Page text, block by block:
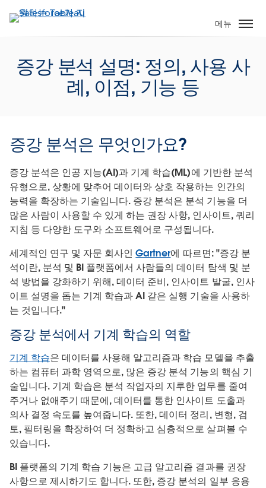
요
메뉴
증강 분석 설명: 정의, 사용 사
례, 이점, 기능 등
증강 분석은 무엇인가요?
증강 분석은 인공 지능(AI)과 기계 학습(ML)에 기반한 분석
유형으로, 상황에 맞추어 데이터와 상호 작용하는 인간의
능력을 확장하는 기술입니다. 증강 분석은 분석 기능을 더
많은 사람이 사용할 수 있게 하는 권장 사항, 인사이트, 쿼리
지침 등 다양한 도구와 소프트웨어로 구성됩니다.
세계적인 연구 및 자문 회사인Gartner에 따르면: "증강 분
석이란, 분석 및 BI 플랫폼에서 사람들의 데이터 탐색 및 분
석 방법을 강화하기 위해, 데이터 준비, 인사이트 발굴, 인사
이트 설명을 돕는 기계 학습과 AI 같은 실행 기술을 사용하
는 것입니다."
증강 분석에서 기계 학습의 역할
기계 학습은 데이터를 사용해 알고리즘과 학습 모델을 추출
하는 컴퓨터 과학 영역으로, 많은 증강 분석 기능의 핵심 기
술입니다. 기계 학습은 분석 작업자의 지루한 업무를 줄여
주거나 없애주기 때문에, 데이터를 통한 인사이트 도출과
의사 결정 속도를 높여줍니다. 또한, 데이터 정리, 변형, 검
토, 필터링을 확장하여 더 정확하고 심층적으로 살펴볼 수
있습니다.
BI 플랫폼의 기계 학습 기능은 고급 알고리즘 결과를 권장
사항으로 제시하기도 합니다. 또한, 증강 분석의 일부 응용